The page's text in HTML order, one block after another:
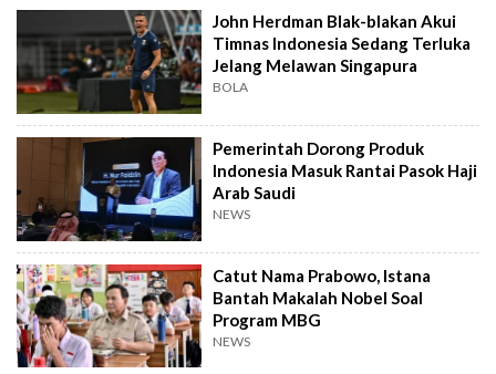
John Herdman Blak-blakan Akui
Timnas Indonesia Sedang Terluka
Jelang Melawan Singapura
BOLA
Pemerintah Dorong Produk
Indonesia Masuk Rantai Pasok Haji
Arab Saudi
NEWS
Catut Nama Prabowo, Istana
Bantah Makalah Nobel Soal
Program MBG
NEWS